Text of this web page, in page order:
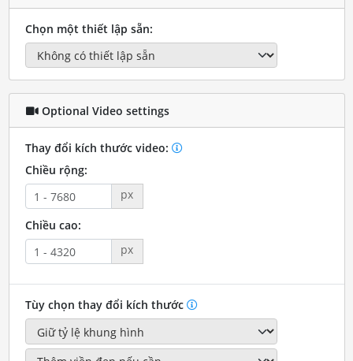
Chọn một thiết lập sẵn:
Optional Video settings
Thay đổi kích thước video:
Chiều rộng:
px
Chiều cao:
px
Tùy chọn thay đổi kích thước